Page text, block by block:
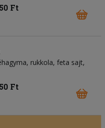
Ft
rukkola feta sajt
Ft